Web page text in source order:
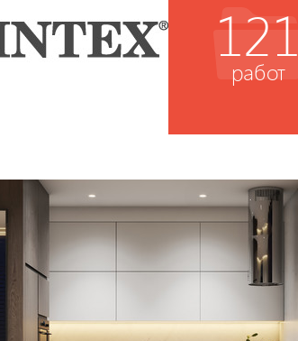
121
работ